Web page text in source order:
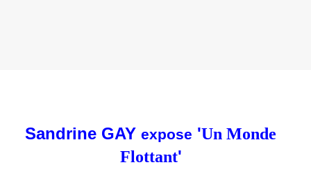
Sandrine GAY expose ʹUn Monde
Flottantʹ